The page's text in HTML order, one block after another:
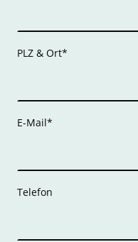
PLZ & Ort*
E-Mail*
Telefon